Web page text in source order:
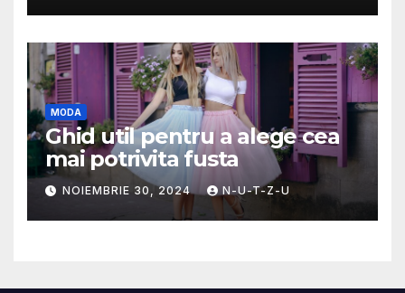
MODA
Ghid util pentru a alege cea
mai potrivita fusta
NOIEMBRIE 30, 2024 N-U-T-Z-U